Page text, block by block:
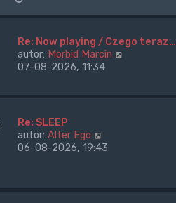
Re: Now playing / Czego teraz…
autor: Morbid Marcin
07-08-2026, 11:34
Re: SLEEP
autor: Alter Ego
y
06-08-2026, 19:43